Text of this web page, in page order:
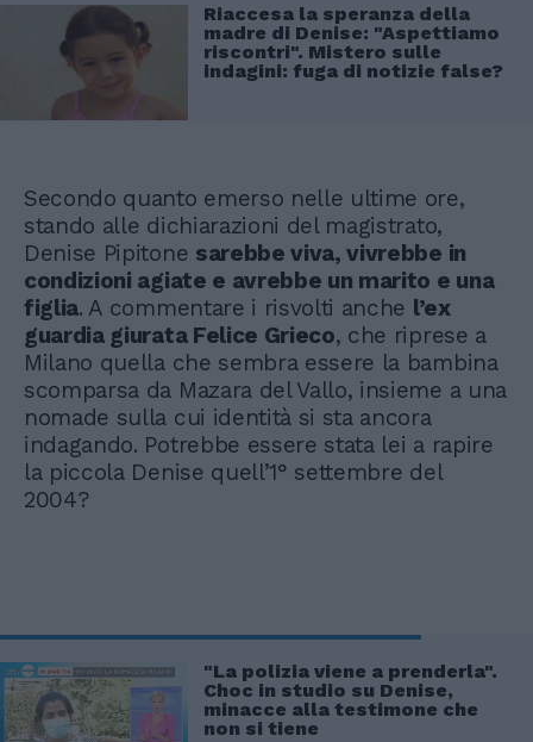
Riaccesa la speranza della
madre di Denise: "Aspettiamo
riscontri". Mistero sulle
indagini: fuga di notizie false?
Secondo quanto emerso nelle ultime ore,
stando alle dichiarazioni del magistrato,
Denise Pipitone sarebbe viva, vivrebbe in
condizioni agiate e avrebbe un marito e una
figlia. A commentare i risvolti anche l’ex
guardia giurata Felice Grieco, che riprese a
Milano quella che sembra essere la bambina
scomparsa da Mazara del Vallo, insieme a una
nomade sulla cui identità si sta ancora
indagando. Potrebbe essere stata lei a rapire
la piccola Denise quell’1° settembre del
2004?
"La polizia viene a prenderla".
Choc in studio su Denise,
minacce alla testimone che
non si tiene